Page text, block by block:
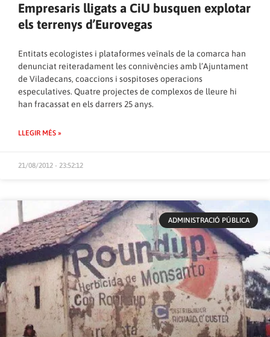
Empresaris lligats a CiU busquen explotar
els terrenys d’Eurovegas
Entitats ecologistes i plataformes veïnals de la comarca han
denunciat reiteradament les connivències amb l’Ajuntament
de Viladecans, coaccions i sospitoses operacions
especulatives. Quatre projectes de complexos de lleure hi
han fracassat en els darrers 25 anys.
LLEGIR MÉS »
21/08/2012 - 23:52:12
ADMINISTRACIÓ PÚBLICA